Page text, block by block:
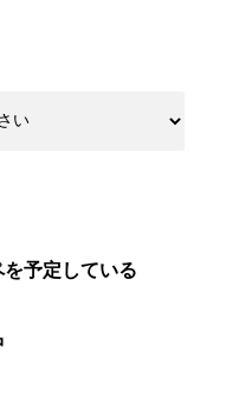
予定している